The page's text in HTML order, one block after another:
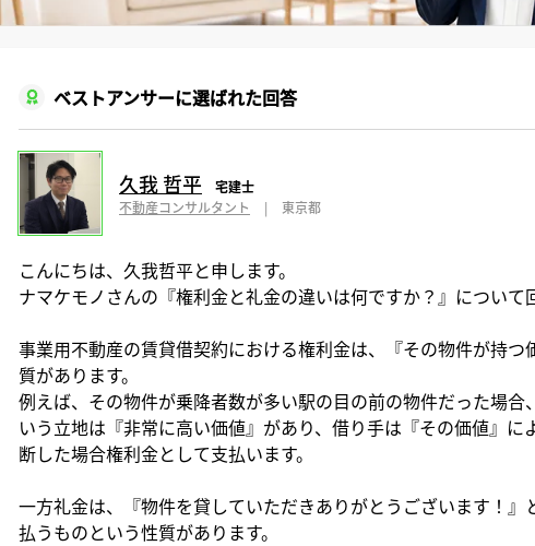
ベストアンサーに選ばれた回答
久我 哲平
宅建士
不動産コンサルタント
| 東京都
こんにちは、久我哲平と申します。
ナマケモノさんの『権利金と礼金の違いは何ですか？』について
事業用不動産の賃貸借契約における権利金は、『その物件が持
質があります。
例えば、その物件が乗降者数が多い駅の目の前の物件だった場合
いう立地は『非常に高い価値』があり、借り手は『その価値』
断した場合権利金として支払います。
一方礼金は、『物件を貸していただきありがとうございます！
払うものという性質があります。